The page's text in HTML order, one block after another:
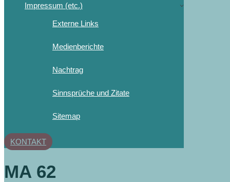
Impressum (etc.)
Externe Links
Medienberichte
Nachtrag
Sinnsprüche und Zitate
Sitemap
KONTAKT
MA 62